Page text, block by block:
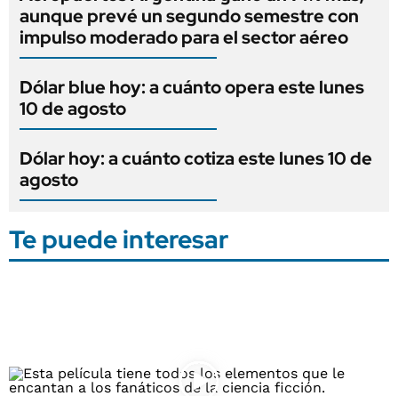
aunque prevé un segundo semestre con
impulso moderado para el sector aéreo
Dólar blue hoy: a cuánto opera este lunes
10 de agosto
Dólar hoy: a cuánto cotiza este lunes 10 de
agosto
Te puede interesar